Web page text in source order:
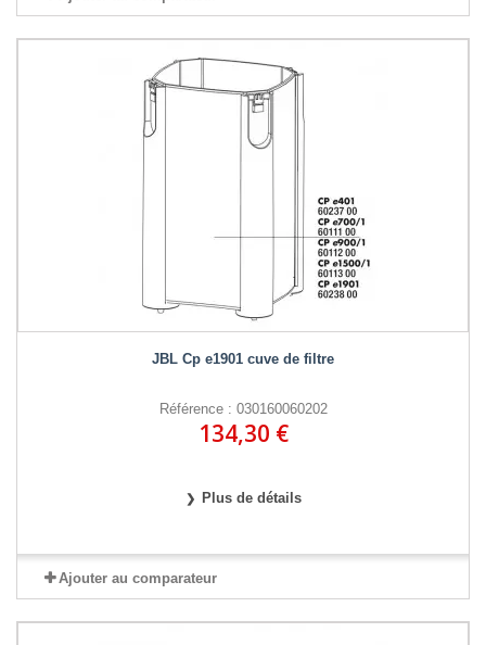
JBL Cp e1901 cuve de filtre
Référence : 030160060202
134,30 €
Plus de détails
Ajouter au comparateur